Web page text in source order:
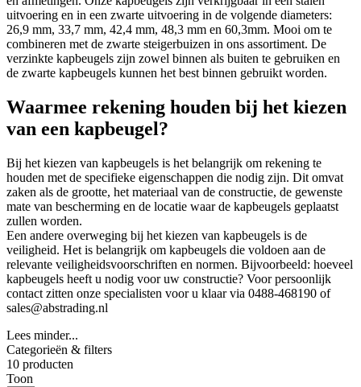
uitvoering en in een zwarte uitvoering in de volgende diameters:
26,9 mm, 33,7 mm, 42,4 mm, 48,3 mm en 60,3mm. Mooi om te
combineren met de zwarte steigerbuizen in ons assortiment. De
verzinkte kapbeugels zijn zowel binnen als buiten te gebruiken en
de zwarte kapbeugels kunnen het best binnen gebruikt worden.
Waarmee rekening houden bij het kiezen
van een kapbeugel?
Bij het kiezen van kapbeugels is het belangrijk om rekening te
houden met de specifieke eigenschappen die nodig zijn. Dit omvat
zaken als de grootte, het materiaal van de constructie, de gewenste
mate van bescherming en de locatie waar de kapbeugels geplaatst
zullen worden.
Een andere overweging bij het kiezen van kapbeugels is de
veiligheid. Het is belangrijk om kapbeugels die voldoen aan de
relevante veiligheidsvoorschriften en normen. Bijvoorbeeld: hoeveel
kapbeugels heeft u nodig voor uw constructie? Voor persoonlijk
contact zitten onze specialisten voor u klaar via 0488-468190 of
sales@abstrading.nl
Lees minder...
Categorieën & filters
10 producten
Toon